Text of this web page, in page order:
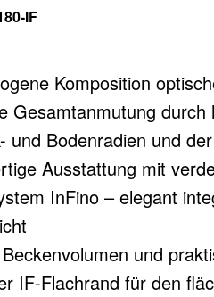
IF
Komposition
Gesamtanmutung
und Bodenradien und
Ausstattung mit
InFino – elegant
und
IF-Flachrand für den